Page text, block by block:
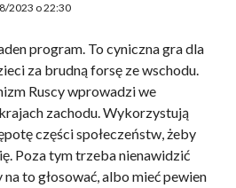
2023 o 22:30
program. To cyniczna gra dla
za brudną forsę ze wschodu.
Ruscy wprowadzi we
zachodu. Wykorzystują
części społeczeństw, żeby
Poza tym trzeba nienawidzić
to głosować, albo mieć pewien